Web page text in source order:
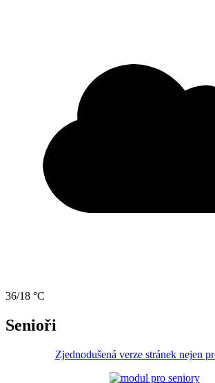
36/18 °C
Senioři
Zjednodušená verze stránek nejen